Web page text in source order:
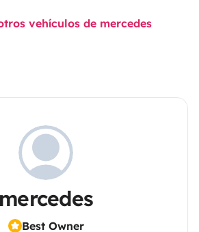
vehículos de mercedes
mercedes
Best Owner